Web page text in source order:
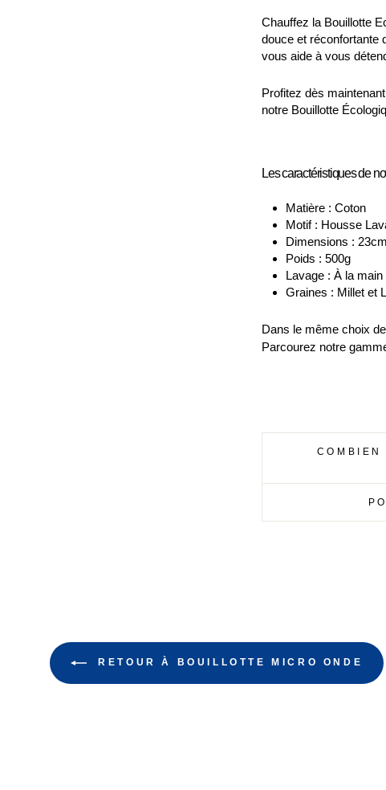
Chauffez la Bouillotte
douce et réconfortante
vous aide à vous
Profitez dès
notre Bouillotte
Les caractéristiques de
Matière : Coton
Motif : Housse
Dimensions :
Poids : 500g
Lavage : À la
Graines : Millet et
Dans le même choix
Parcourez notre
RETOUR À BOUILLOTTE MICRO ONDE